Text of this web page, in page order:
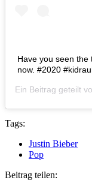
Have you seen
now. #2020
Ein Beitrag geteilt
Tags:
Justin Bieber
Pop
Beitrag teilen: